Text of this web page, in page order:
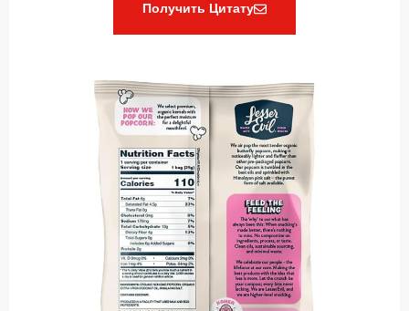
Получить Цитату